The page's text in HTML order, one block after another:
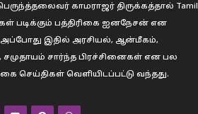
பெருந்த்தலைவர் காமராஜர் திருக்கத்தால் Tamil
படிக்கும் பத்திரிகை ஐனநேசன் என
இதில் அரசியல், ஆன்மீகம்,
சார்ந்த பிரச்சினைகள் என பல
வகை செய்திகள் வெளியிடப்பட்டு வந்தது.